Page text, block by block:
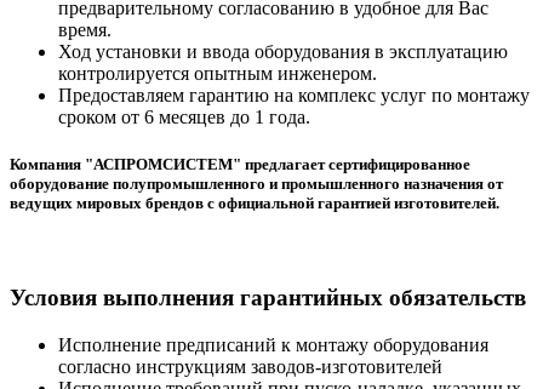
предварительному согласованию в удобное для Вас
время.
Ход установки и ввода оборудования в эксплуатацию
контролируется опытным инженером.
Предоставляем гарантию на комплекс услуг по монтажу
сроком от 6 месяцев до 1 года.
Компания "АСПРОМСИСТЕМ" предлагает сертифицированное
оборудование полупромышленного и промышленного назначения от
ведущих мировых брендов с официальной гарантией изготовителей.
Условия выполнения гарантийных обязательств
Исполнение предписаний к монтажу оборудования
согласно инструкциям заводов-изготовителей